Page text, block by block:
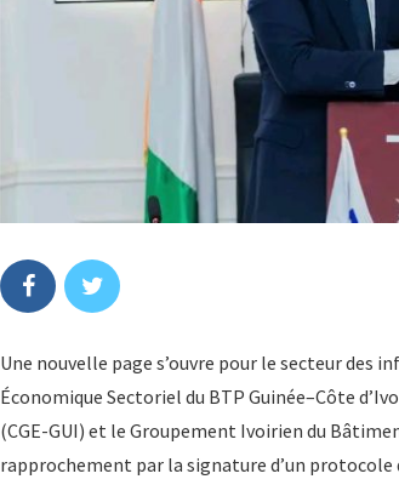
Une nouvelle page s’ouvre pour le secteur des
Économique Sectoriel du BTP Guinée–Côte
(CGE-GUI) et le Groupement Ivoirien du
rapprochement par la signature d’un protocole